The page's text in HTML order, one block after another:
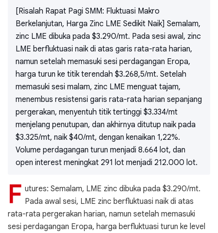
[Risalah Rapat Pagi SMM: Fluktuasi Makro
Berkelanjutan, Harga Zinc LME Sedikit Naik] Semalam,
zinc LME dibuka pada $3.290/mt. Pada sesi awal, zinc
LME berfluktuasi naik di atas garis rata-rata harian,
namun setelah memasuki sesi perdagangan Eropa,
harga turun ke titik terendah $3.268,5/mt. Setelah
memasuki sesi malam, zinc LME menguat tajam,
menembus resistensi garis rata-rata harian sepanjang
pergerakan, menyentuh titik tertinggi $3.334/mt
menjelang penutupan, dan akhirnya ditutup naik pada
$3.325/mt, naik $40/mt, dengan kenaikan 1,22%.
Volume perdagangan turun menjadi 8.664 lot, dan
open interest meningkat 291 lot menjadi 212.000 lot.
F utures: Semalam, LME zinc dibuka pada $3.290/mt.
Pada awal sesi, LME zinc berfluktuasi naik di atas
rata-rata pergerakan harian, namun setelah memasuki
sesi perdagangan Eropa, harga berfluktuasi turun ke level